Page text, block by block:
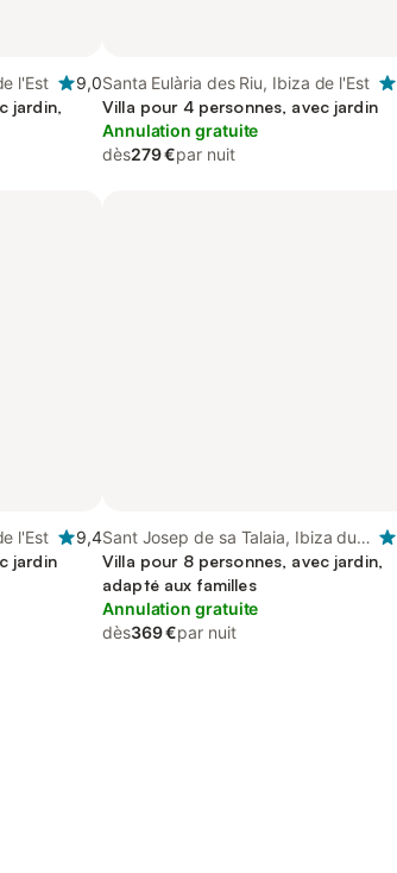
l'Est
9,0
jardin,
Santa Eulària des Riu, Ibiza de l'Est
Villa pour 4 personnes, avec jardin
Annulation gratuite
dès279 €par nuit
l'Est
9,4
jardin
Sant Josep de sa Talaia, Ibiza du
Sud
Villa pour 8 personnes, avec jardin,
adapté aux familles
Annulation gratuite
dès369 €par nuit